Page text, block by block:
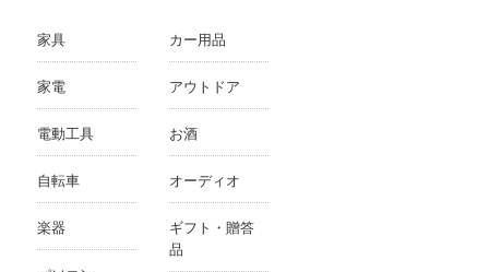
家具
家電
電動工具
自転車
楽器
カー用品
アウトドア
お酒
オーディオ
ギフト・贈答
品